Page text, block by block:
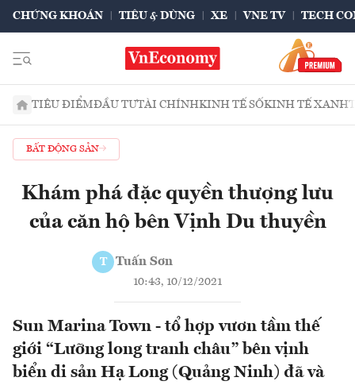
CHỨNG KHOÁN TIÊU & DÙNG XE VNE TV TECH
TIÊU ĐIỂMĐẦU TƯTÀI CHÍNHKINH TẾ SỐKINH TẾ XANH
BẤT ĐỘNG SẢN
Khám phá đặc quyền thượng lưu
của căn hộ bên Vịnh Du thuyền
T Tuấn Sơn
10:43, 10/12/2021
Sun Marina Town - tổ hợp vươn tầm thế
giới “Lưỡng long tranh châu” bên vịnh
biển di sản Hạ Long (Quảng Ninh) đã và